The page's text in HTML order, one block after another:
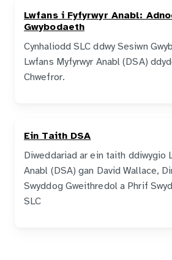
Lwfans i Fyfyrwyr Anabl:
Gwybodaeth
Cynhaliodd SLC ddwy Sesiwn
Lwfans Myfyrwyr Anabl (DSA)
Chwefror.
Ein Taith DSA
Diweddariad ar ein taith ddiwygio
Anabl (DSA) gan David Wallace,
Swyddog Gweithredol a Phrif
SLC